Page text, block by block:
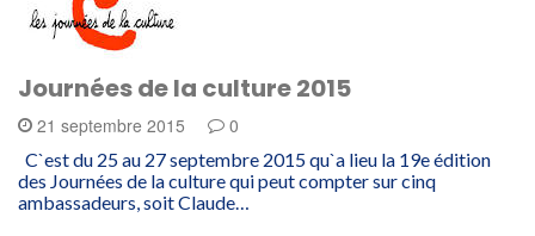
Journées de la culture 2015
21 septembre 2015 0
C`est du 25 au 27 septembre 2015 qu`a lieu la 19e édition
des Journées de la culture qui peut compter sur cinq
ambassadeurs, soit Claude…